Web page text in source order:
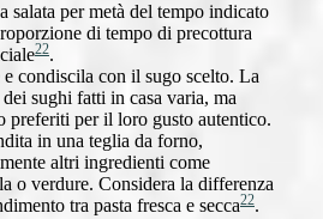
salata per metà del tempo indicato
di tempo di precottura
22.
e condiscila con il sugo scelto. La
sughi fatti in casa varia, ma
preferiti per il loro gusto autentico.
in una teglia da forno,
altri ingredienti come
o verdure. Considera la differenza
tra pasta fresca e secca22.